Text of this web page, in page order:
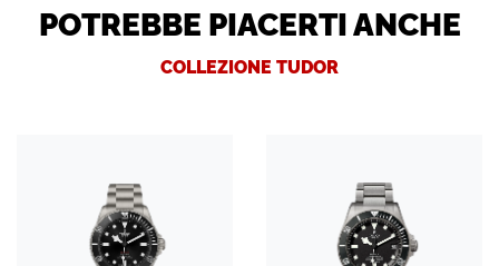
POTREBBE PIACERTI ANCHE
COLLEZIONE TUDOR